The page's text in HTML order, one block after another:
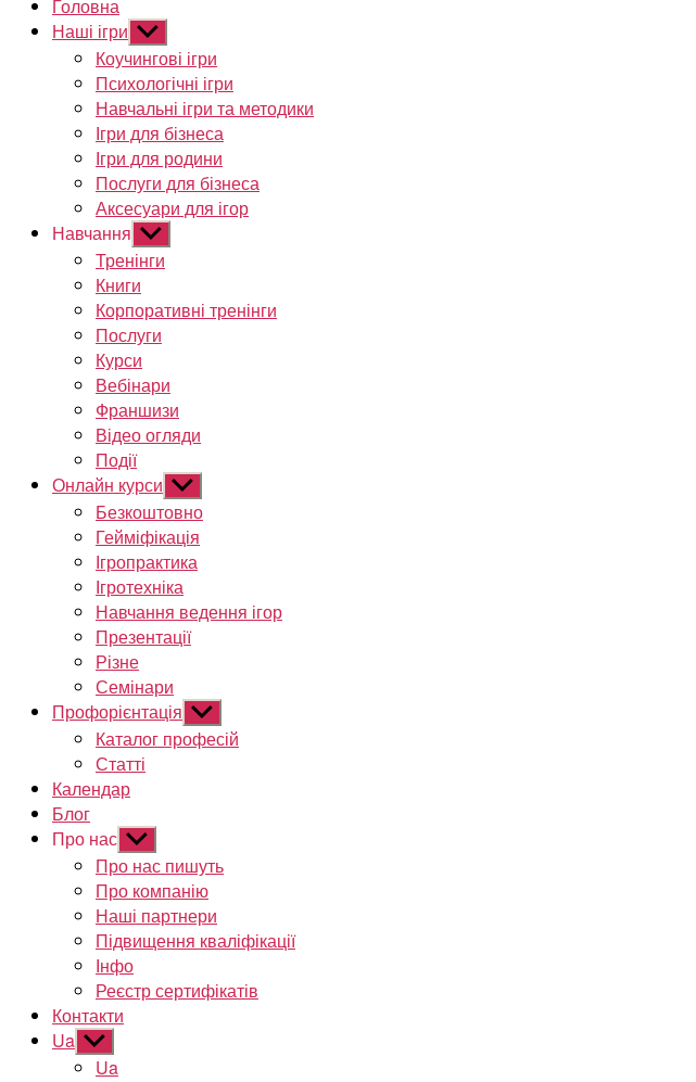
Головна
Наші ігри Показати
підменю
Коучингові ігри
Психологічні ігри
Навчальні ігри та методики
Ігри для бізнеса
Ігри для родини
Послуги для бізнеса
Аксесуари для ігор
Навчання Показати
підменю
Тренінги
Книги
Корпоративні тренінги
Послуги
Курси
Вебінари
Франшизи
Відео огляди
Події
Онлайн курси Показати
підменю
Безкоштовно
Гейміфікація
Ігропрактика
Ігротехніка
Навчання ведення ігор
Презентації
Різне
Семінари
Профорієнтація Показати
підменю
Каталог професій
Статті
Календар
Блог
Про нас Показати
підменю
Про нас пишуть
Про компанію
Наші партнери
Підвищення кваліфікації
Інфо
Реєстр сертифікатів
Контакти
Ua Показати
підменю
Ua